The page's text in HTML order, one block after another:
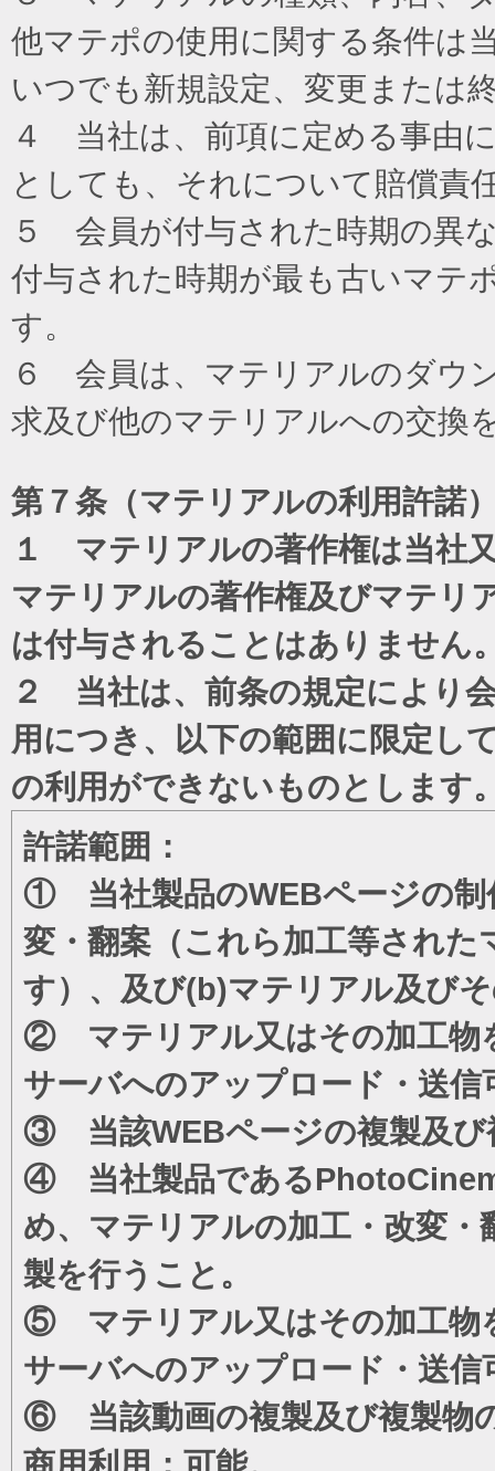
他マテポの使用に関する条件は
いつでも新規設定、変更または
４ 当社は、前項に定める事由
としても、それについて賠償責
５ 会員が付与された時期の異
付与された時期が最も古いマテ
す。
６ 会員は、マテリアルのダウ
求及び他のマテリアルへの交換
第７条（マテリアルの利用許諾
１ マテリアルの著作権は当社
マテリアルの著作権及びマテリ
は付与されることはありません
２ 当社は、前条の規定により
用につき、以下の範囲に限定し
の利用ができないものとします
許諾範囲：
① 当社製品のWEBページの制
変・翻案（これら加工等され
す）、及び(b)マテリアル及び
② マテリアル又はその加工物
サーバへのアップロード・送信
③ 当該WEBページの複製及び
④ 当社製品である
め、マテリアルの加工・改変
製を行うこと。
⑤ マテリアル又はその加工物
サーバへのアップロード・送信
⑥ 当該動画の複製及び複製物